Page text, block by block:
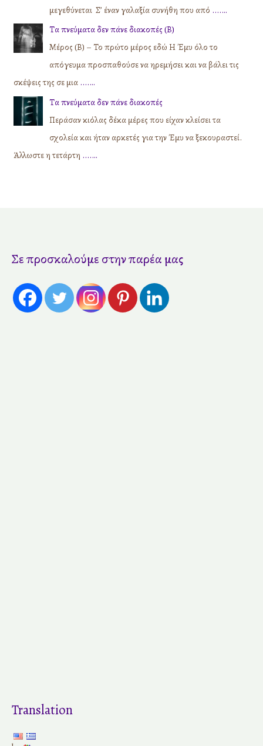
μεγεθύνεται Σ’ έναν γαλαξία συνήθη που από ....…
Τα πνεύματα δεν πάνε διακοπές (Β)
Μέρος (Β) – Το πρώτο μέρος εδώ Η Έμυ όλο το
απόγευμα προσπαθούσε να ηρεμήσει και να βάλει τις
σκέψεις της σε μια ....…
Τα πνεύματα δεν πάνε διακοπές
Περάσαν κιόλας δέκα μέρες που είχαν κλείσει τα
σχολεία και ήταν αρκετές για την Έμυ να ξεκουραστεί.
Άλλωστε η τετάρτη ....…
Σε προσκαλούμε στην παρέα μας
Translation